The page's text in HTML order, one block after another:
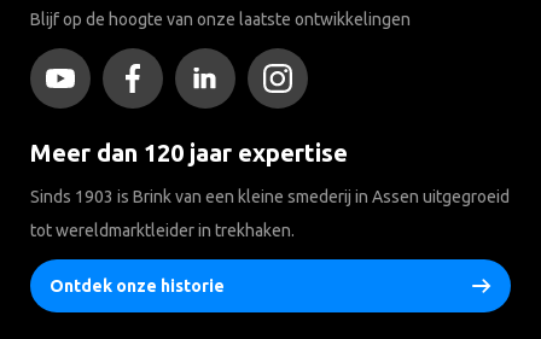
Blijf op de hoogte van onze laatste ontwikkelingen
Meer dan 120 jaar expertise
Sinds 1903 is Brink van een kleine smederij in Assen uitgegroeid
tot wereldmarktleider in trekhaken.
Ontdek onze historie